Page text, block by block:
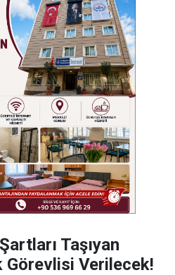
Taşıyan
Görevlisi Verilecek!